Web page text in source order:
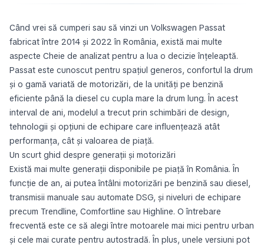
Când vrei să cumperi sau să vinzi un Volkswagen Passat
fabricat între 2014 și 2022 în România, există mai multe
aspecte Cheie de analizat pentru a lua o decizie înțeleaptă.
Passat este cunoscut pentru spațiul generos, confortul la drum
și o gamă variată de motorizări, de la unități pe benzină
eficiente până la diesel cu cupla mare la drum lung. În acest
interval de ani, modelul a trecut prin schimbări de design,
tehnologii și opțiuni de echipare care influențează atât
performanța, cât și valoarea de piață.
Un scurt ghid despre generații și motorizări
Există mai multe generații disponibile pe piață în România. În
funcție de an, ai putea întâlni motorizări pe benzină sau diesel,
transmisii manuale sau automate DSG, și niveluri de echipare
precum Trendline, Comfortline sau Highline. O întrebare
frecventă este ce să alegi între motoarele mai mici pentru urban
și cele mai curate pentru autostradă. În plus, unele versiuni pot